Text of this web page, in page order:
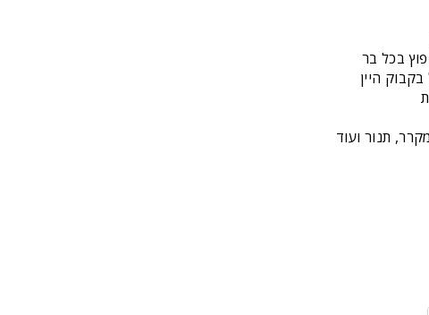
בכל בר
היין
תנור ועוד